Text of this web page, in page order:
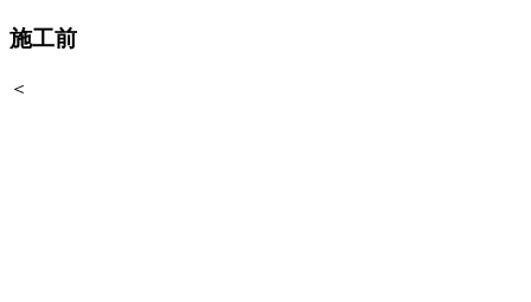
施工前
＜